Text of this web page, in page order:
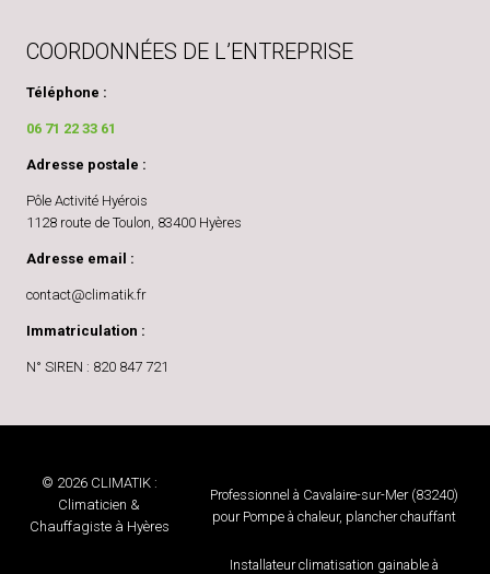
COORDONNÉES DE L’ENTREPRISE
Téléphone :
06 71 22 33 61
Adresse postale :
Pôle Activité Hyérois
1128 route de Toulon, 83400 Hyères
Adresse email :
contact@climatik.fr
Immatriculation :
N° SIREN : 820 847 721
© 2026 CLIMATIK :
Climaticien &
Chauffagiste à Hyères
Professionnel à Cavalaire-sur-Mer (83240)
pour Pompe à chaleur, plancher chauffant
Installateur climatisation gainable à